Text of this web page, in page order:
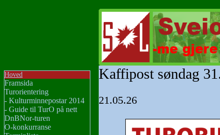
Hoved
Framsida
Turorientering
- Kulturminnepostar 2014
- Guide til TurO på nett
DnBNor-turen
O-konkurranse
Kaffipost søndag
21.05.26